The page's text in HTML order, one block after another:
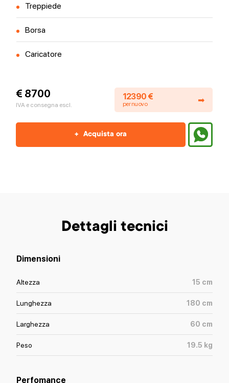
Treppiede
Borsa
Caricatore
€ 8700
IVA e consegna escl.
12390 €
per nuovo ➡
+ Acquista ora
Dettagli tecnici
Dimensioni
Altezza 15 cm
Lunghezza 180 cm
Larghezza 60 cm
Peso 19.5 kg
Perfomance